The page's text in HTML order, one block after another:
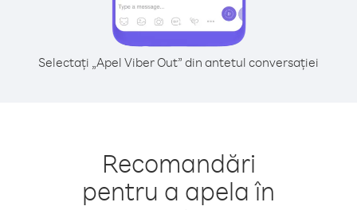
Selectați „Apel Viber Out” din antetul conversației
Recomandări
pentru a apela în